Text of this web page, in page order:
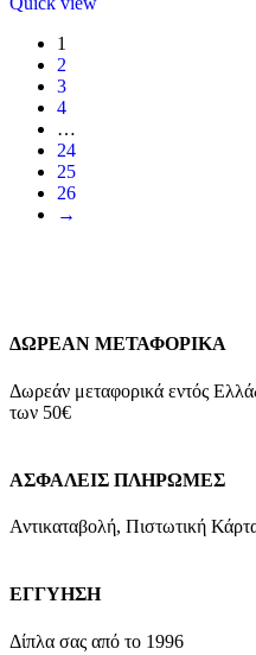
1
2
3
4
…
24
25
26
→
ΔΩΡΕΑΝ ΜΕΤΑΦΟΡΙΚΑ
Δωρεάν μεταφορικά εντός
των 50€
ΑΣΦΑΛΕΙΣ ΠΛΗΡΩΜΕΣ
Αντικαταβολή, Πιστωτική
ΕΓΓΥΗΣΗ
Δίπλα σας από το 1996